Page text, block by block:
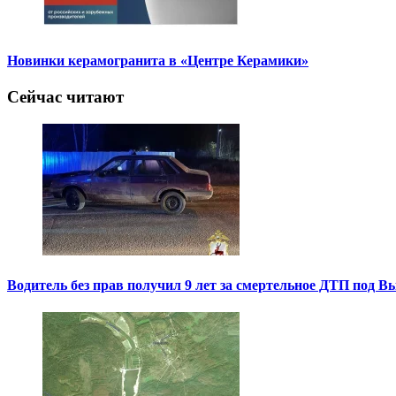
Новинки керамогранита в «Центре Керамики»
Сейчас читают
Водитель без прав получил 9 лет за смертельное ДТП под